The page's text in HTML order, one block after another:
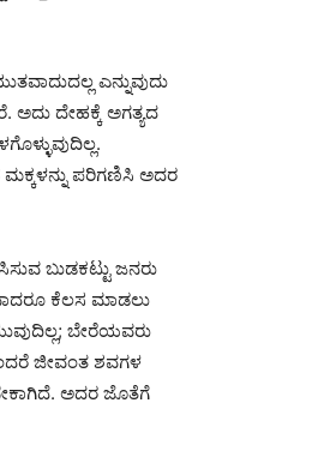
ಎನ್ನುವುದು
ಅದು ದೇಹಕ್ಕೆ ಅಗತ್ಯದ
ಪರಿಗಣಿಸಿ ಅದರ
ಬುಡಕಟ್ಟು ಜನರು
ಕೆಲಸ ಮಾಡಲು
ಬೇರೆಯವರು
ಜೀವಂತ ಶವಗಳ
ಅದರ ಜೊತೆಗೆ